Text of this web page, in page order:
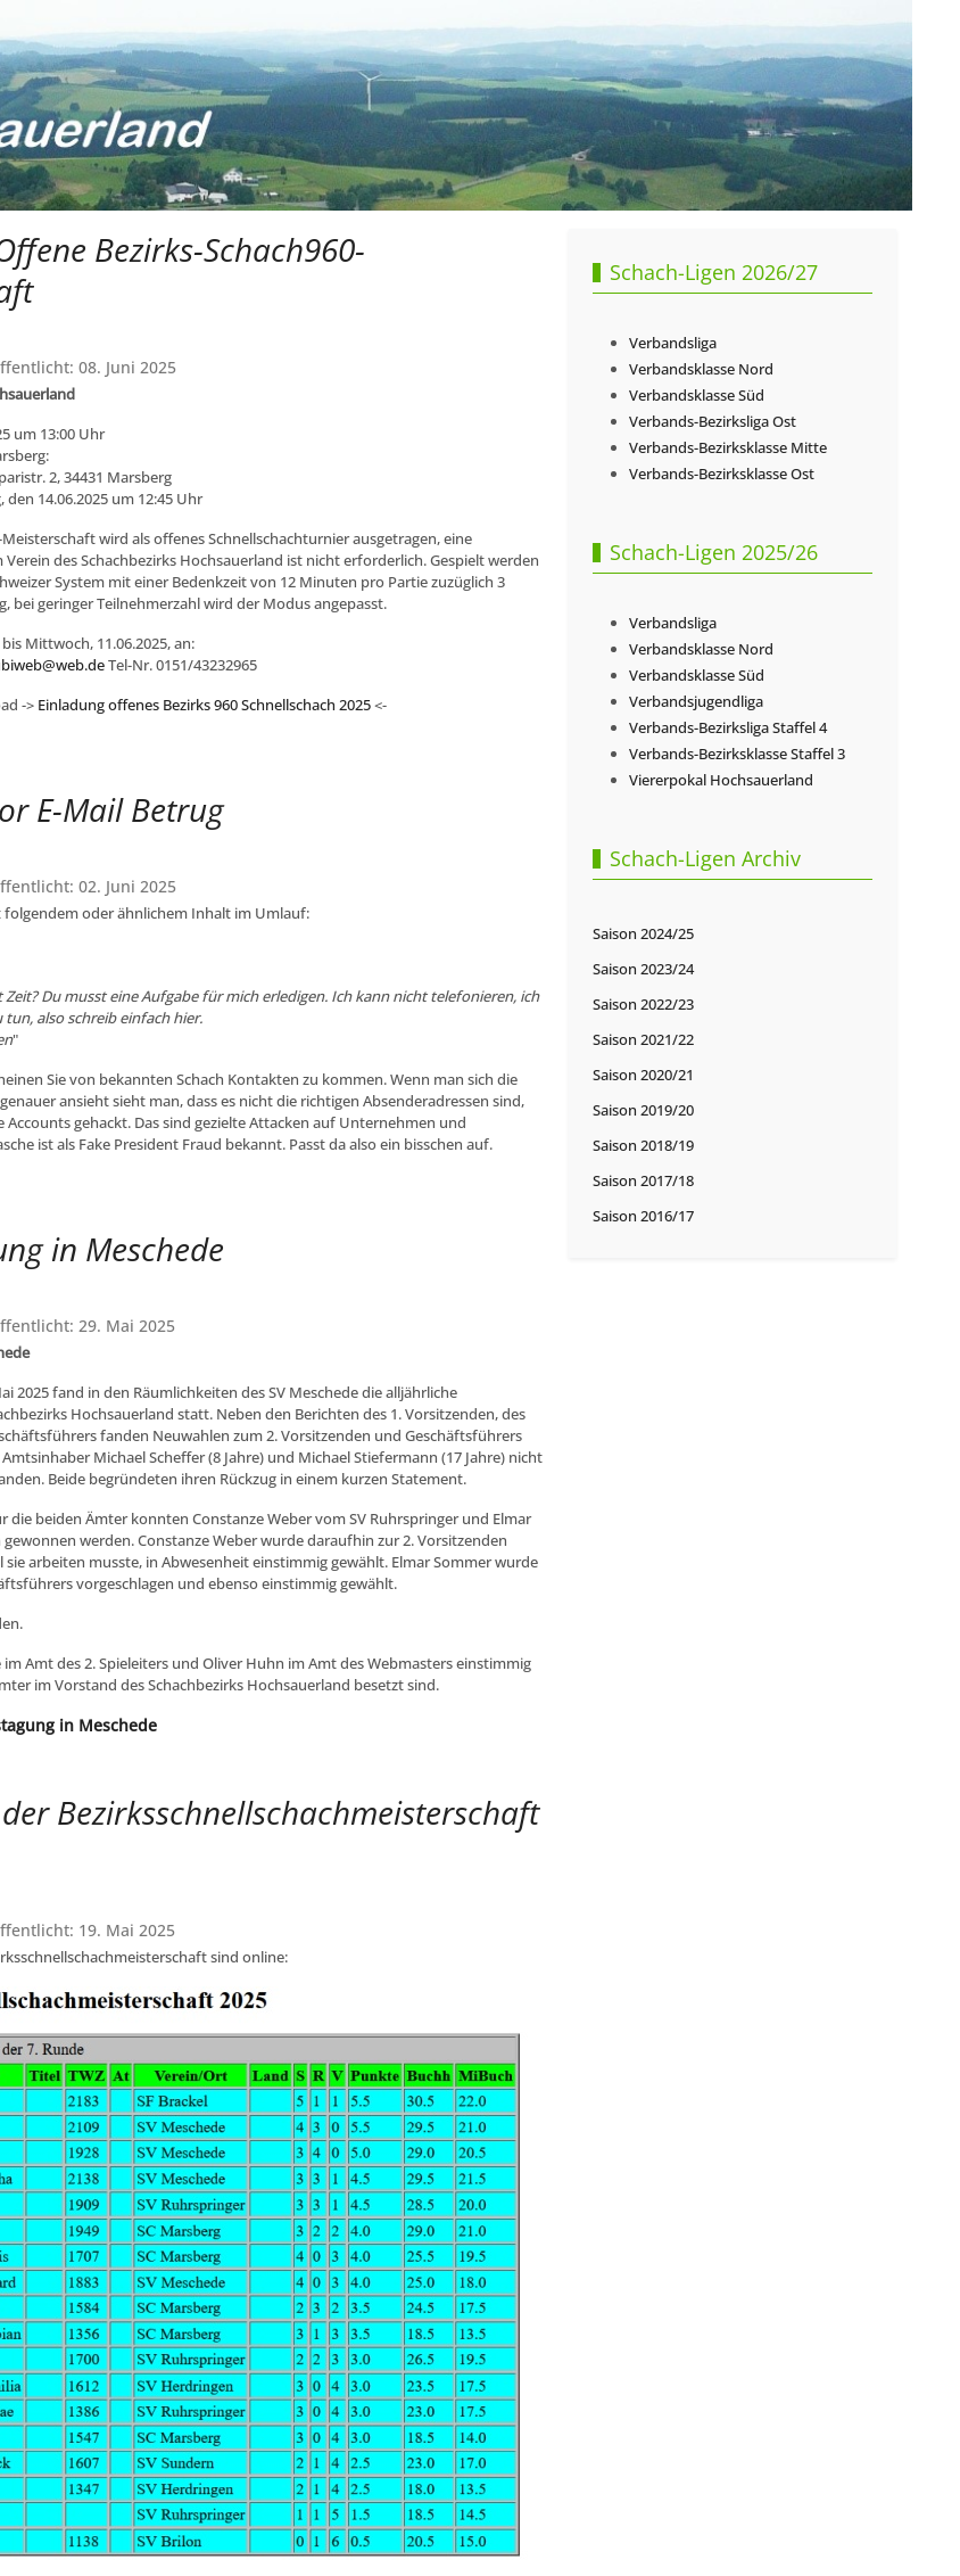
Bezirks-Schach960-
08. Juni 2025
um 13:00 Uhr
2, 34431 Marsberg
den 14.06.2025 um 12:45 Uhr
Meisterschaft wird als offenes Schnellschachturnier ausgetragen, eine
des Schachbezirks Hochsauerland ist nicht erforderlich. Gespielt werden
System mit einer Bedenkzeit von 12 Minuten pro Partie zuzüglich 3
bei geringer Teilnehmerzahl wird der Modus angepasst.
Mittwoch, 11.06.2025, an:
Tel-Nr. 0151/43232965
-> Einladung offenes Bezirks 960 Schnellschach 2025<-
E-Mail Betrug
02. Juni 2025
folgendem oder ähnlichem Inhalt im Umlauf:
Du musst eine Aufgabe für mich erledigen. Ich kann nicht telefonieren, ich
tun, also schreib einfach hier.
"
Sie von bekannten Schach Kontakten zu kommen. Wenn man sich die
ansieht sieht man, dass es nicht die richtigen Absenderadressen sind,
Accounts gehackt. Das sind gezielte Attacken auf Unternehmen und
ist als Fake President Fraud bekannt. Passt da also ein bisschen auf.
in Meschede
29. Mai 2025
2025 fand in den Räumlichkeiten des SV Meschede die alljährliche
Hochsauerland statt. Neben den Berichten des 1. Vorsitzenden, des
fanden Neuwahlen zum 2. Vorsitzenden und Geschäftsführers
Michael Scheffer (8 Jahre) und Michael Stiefermann (17 Jahre) nicht
Beide begründeten ihren Rückzug in einem kurzen Statement.
die beiden Ämter konnten Constanze Weber vom SV Ruhrspringer und Elmar
werden. Constanze Weber wurde daraufhin zur 2. Vorsitzenden
sie arbeiten musste, in Abwesenheit einstimmig gewählt. Elmar Sommer wurde
vorgeschlagen und ebenso einstimmig gewählt.
Amt des 2. Spieleiters und Oliver Huhn im Amt des Webmasters einstimmig
im Vorstand des Schachbezirks Hochsauerland besetzt sind.
in Meschede
Bezirksschnellschachmeisterschaft
19. Mai 2025
sind online:
Schach-Ligen 2026/27
Verbandsliga
Verbandsklasse Nord
Verbandsklasse Süd
Verbands-Bezirksliga Ost
Verbands-Bezirksklasse Mitte
Verbands-Bezirksklasse Ost
Schach-Ligen 2025/26
Verbandsliga
Verbandsklasse Nord
Verbandsklasse Süd
Verbandsjugendliga
Verbands-Bezirksliga Staffel 4
Verbands-Bezirksklasse Staffel 3
Viererpokal Hochsauerland
Schach-Ligen Archiv
Saison 2024/25
Saison 2023/24
Saison 2022/23
Saison 2021/22
Saison 2020/21
Saison 2019/20
Saison 2018/19
Saison 2017/18
Saison 2016/17